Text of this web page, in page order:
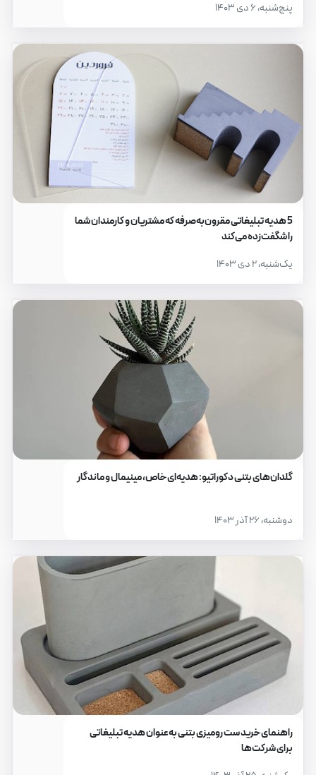
پنج‌شنبه، ۶ دی ۱۴۰۳
5 هدیه تبلیغاتی مقرون‌به‌صرفه که مشتریان و کارمندان شما
را شگفت‌زده می‌کند
یک‌شنبه، ۲ دی ۱۴۰۳
گلدان‌های بتنی دکوراتیو: هدیه‌ای خاص، مینیمال و ماندگار
دوشنبه، ۲۶ آذر ۱۴۰۳
راهنمای خرید ست رومیزی بتنی به‌عنوان هدیه تبلیغاتی
برای شرکت‌ها